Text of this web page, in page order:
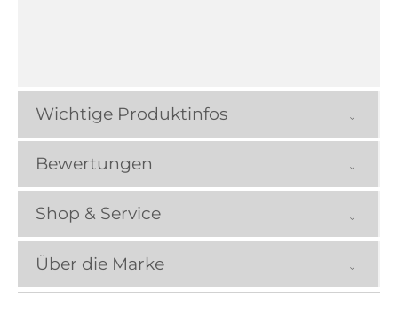
Wichtige Produktinfos
Bewertungen
Shop & Service
Über die Marke